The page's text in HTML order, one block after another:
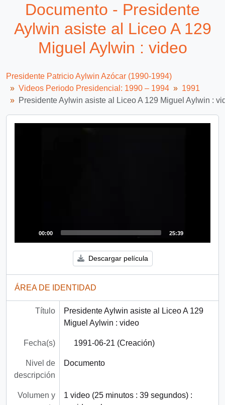
Documento - Presidente
Aylwin asiste al Liceo A 129
Miguel Aylwin : video
Presidente Patricio Aylwin Azócar (1990-1994)
Videos Periodo Presidencial: 1990 – 1994
1991
Presidente Aylwin asiste al Liceo A 129 Miguel Aylwin :
00:00 25:39
Descargar película
ÁREA DE IDENTIDAD
Título
Presidente Aylwin asiste al Liceo A 129
Miguel Aylwin : video
Fecha(s) 1991-06-21 (Creación)
Nivel de
descripción
Documento
Volumen y
1 video (25 minutos : 39 segundos) :